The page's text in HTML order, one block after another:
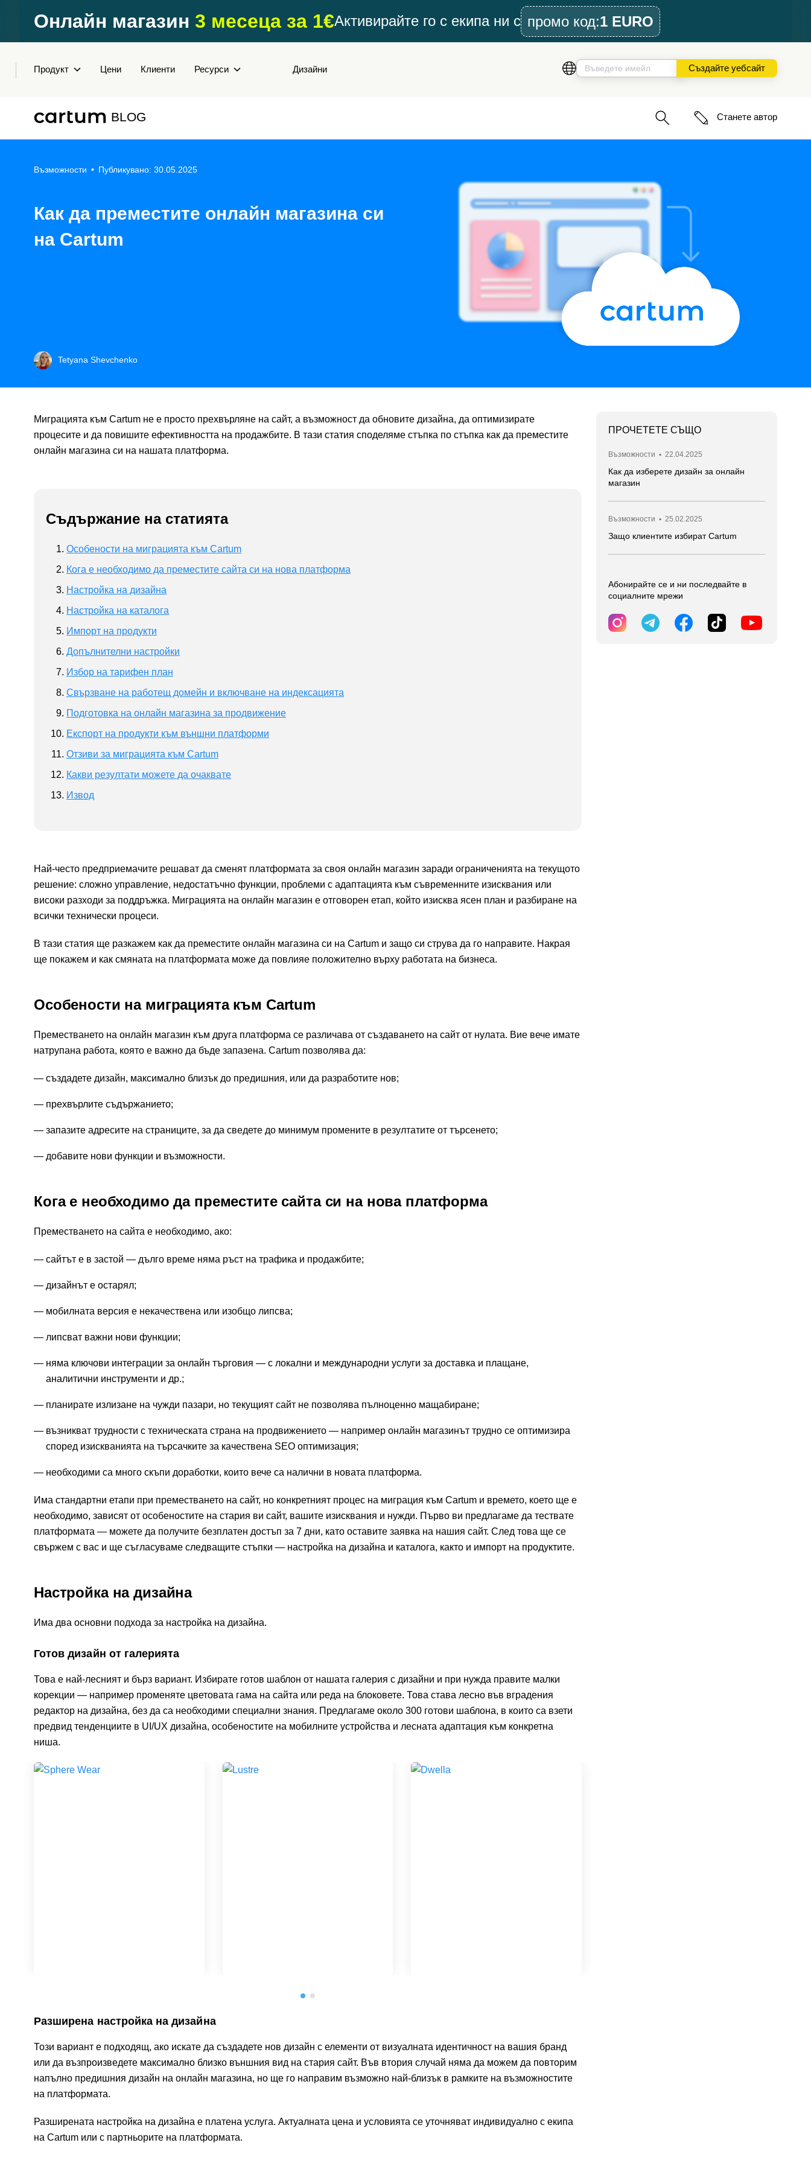
Онлайн магазин 3 месеца за 1€Активирайте го с екипа ни с промо код:1 EURO
Продукт Цени Клиенти Ресурси Дизайни Създайте уебсайт
BLOG Станете автор
Възможности • Публикувано: 30.05.2025
Как да преместите онлайн магазина си
на Cartum
Tetyana Shevchenko
Миграцията към Cartum не е просто прехвърляне на сайт, а възможност да обновите дизайна, да оптимизирате
процесите и да повишите ефективността на продажбите. В тази статия споделяме стъпка по стъпка как да преместите
онлайн магазина си на нашата платформа.
Съдържание на статията
Особености на миграцията към Cartum
Кога е необходимо да преместите сайта си на нова платформа
Настройка на дизайна
Настройка на каталога
Импорт на продукти
Допълнителни настройки
Избор на тарифен план
Свързване на работещ домейн и включване на индексацията
Подготовка на онлайн магазина за продвижение
Експорт на продукти към външни платформи
Отзиви за миграцията към Cartum
Какви резултати можете да очаквате
Извод
Най-често предприемачите решават да сменят платформата за своя онлайн магазин заради ограниченията на текущото
решение: сложно управление, недостатъчно функции, проблеми с адаптацията към съвременните изисквания или
високи разходи за поддръжка. Миграцията на онлайн магазин е отговорен етап, който изисква ясен план и разбиране на
всички технически процеси.
В тази статия ще разкажем как да преместите онлайн магазина си на Cartum и защо си струва да го направите. Накрая
ще покажем и как смяната на платформата може да повлияе положително върху работата на бизнеса.
Особености на миграцията към Cartum
Преместването на онлайн магазин към друга платформа се различава от създаването на сайт от нулата. Вие вече имате
натрупана работа, която е важно да бъде запазена. Cartum позволява да:
създадете дизайн, максимално близък до предишния, или да разработите нов;
прехвърлите съдържанието;
запазите адресите на страниците, за да сведете до минимум промените в резултатите от търсенето;
добавите нови функции и възможности.
Кога е необходимо да преместите сайта си на нова платформа
Преместването на сайта е необходимо, ако:
сайтът е в застой — дълго време няма ръст на трафика и продажбите;
дизайнът е остарял;
мобилната версия е некачествена или изобщо липсва;
липсват важни нови функции;
няма ключови интеграции за онлайн търговия — с локални и международни услуги за доставка и плащане,
аналитични инструменти и др.;
планирате излизане на чужди пазари, но текущият сайт не позволява пълноценно мащабиране;
възникват трудности с техническата страна на продвижението — например онлайн магазинът трудно се оптимизира
според изискванията на търсачките за качествена SEO оптимизация;
необходими са много скъпи доработки, които вече са налични в новата платформа.
Има стандартни етапи при преместването на сайт, но конкретният процес на миграция към Cartum и времето, което ще е
необходимо, зависят от особеностите на стария ви сайт, вашите изисквания и нужди. Първо ви предлагаме да тествате
платформата — можете да получите безплатен достъп за 7 дни, като оставите заявка на нашия сайт. След това ще се
свържем с вас и ще съгласуваме следващите стъпки — настройка на дизайна и каталога, както и импорт на продуктите.
Настройка на дизайна
Има два основни подхода за настройка на дизайна.
Готов дизайн от галерията
Това е най-лесният и бърз вариант. Избирате готов шаблон от нашата галерия с дизайни и при нужда правите малки
корекции — например променяте цветовата гама на сайта или реда на блоковете. Това става лесно във вградения
редактор на дизайна, без да са необходими специални знания. Предлагаме около 300 готови шаблона, в които са взети
предвид тенденциите в UI/UX дизайна, особеностите на мобилните устройства и лесната адаптация към конкретна
ниша.
Разширена настройка на дизайна
Този вариант е подходящ, ако искате да създадете нов дизайн с елементи от визуалната идентичност на вашия бранд
или да възпроизведете максимално близко външния вид на стария сайт. Във втория случай няма да можем да повторим
напълно предишния дизайн на онлайн магазина, но ще го направим възможно най-близък в рамките на възможностите
на платформата.
Разширената настройка на дизайна е платена услуга. Актуалната цена и условията се уточняват индивидуално с екипа
на Cartum или с партньорите на платформата.
ПРОЧЕТЕТЕ СЪЩО
Възможности • 22.04.2025
Как да изберете дизайн за онлайн
магазин
Възможности • 25.02.2025
Защо клиентите избират Cartum
Абонирайте се и ни последвайте в
социалните мрежи